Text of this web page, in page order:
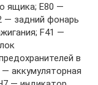
ящика; Е80 —
— задний фонарь
F41 —
в
аккумуляторная